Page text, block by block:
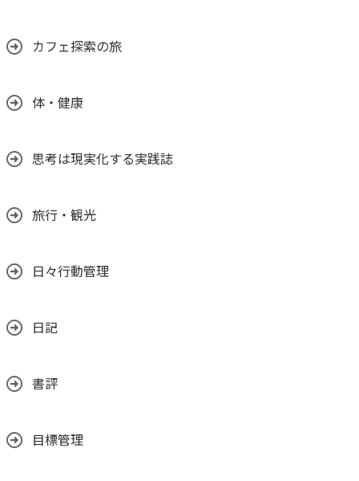
カフェ探索の旅
体・健康
思考は現実化する実践誌
旅行・観光
日々行動管理
日記
書評
目標管理